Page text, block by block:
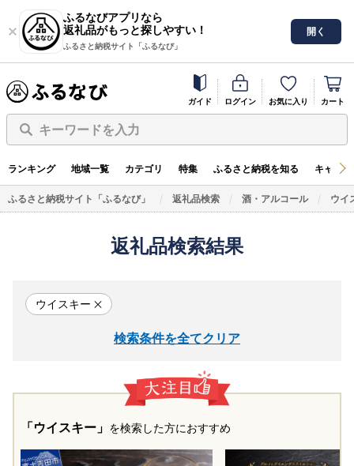
ふるなびアプリなら
返礼品がもっと探しやすい！
ふるさと納税サイト「ふるなび」
開く
ガイド ログイン お気に入り カート
キーワードを入力
ランキング 地域一覧 カテゴリ 特集 ふるさと納税を知る キャン
ふるさと納税サイト「ふるなび」 返礼品検索 酒・アルコール ウイ
返礼品検索結果
ウイスキー
検索条件を全てクリア
「ウイスキー」 を検索した方におすすめ